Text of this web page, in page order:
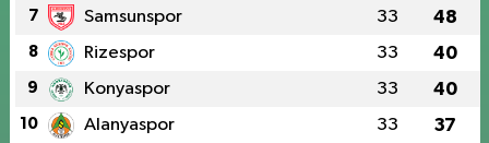
7 Samsunspor 33 48
8 Rizespor 33 40
9 Konyaspor 33 40
10 Alanyaspor 33 37